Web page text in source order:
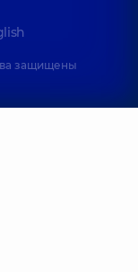
защищены